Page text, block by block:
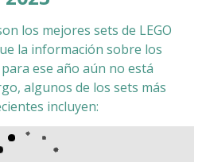
los mejores sets de LEGO
la información sobre los
ese año aún no está
algunos de los sets más
incluyen: